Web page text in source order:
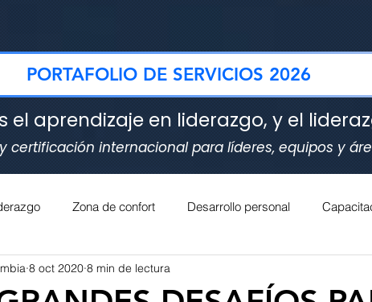
PORTAFOLIO DE SERVICIOS 2026
el aprendizaje en liderazgo, y el
certificación internacional para líderes, equipos y
Zona de confort Desarrollo personal
8 oct 2020 8 min de lectura